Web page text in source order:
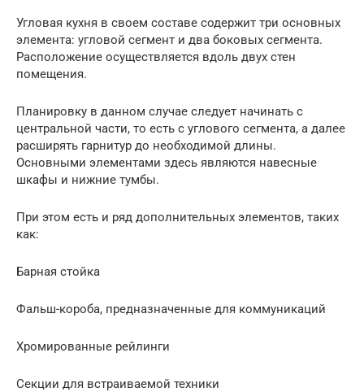
Угловая кухня в своем составе содержит три основных
элемента: угловой сегмент и два боковых сегмента.
Расположение осуществляется вдоль двух стен
помещения.
Планировку в данном случае следует начинать с
центральной части, то есть с углового сегмента, а далее
расширять гарнитур до необходимой длины.
Основными элементами здесь являются навесные
шкафы и нижние тумбы.
При этом есть и ряд дополнительных элементов, таких
как:
Барная стойка
Фальш-короба, предназначенные для коммуникаций
Хромированные рейлинги
Секции для встраиваемой техники